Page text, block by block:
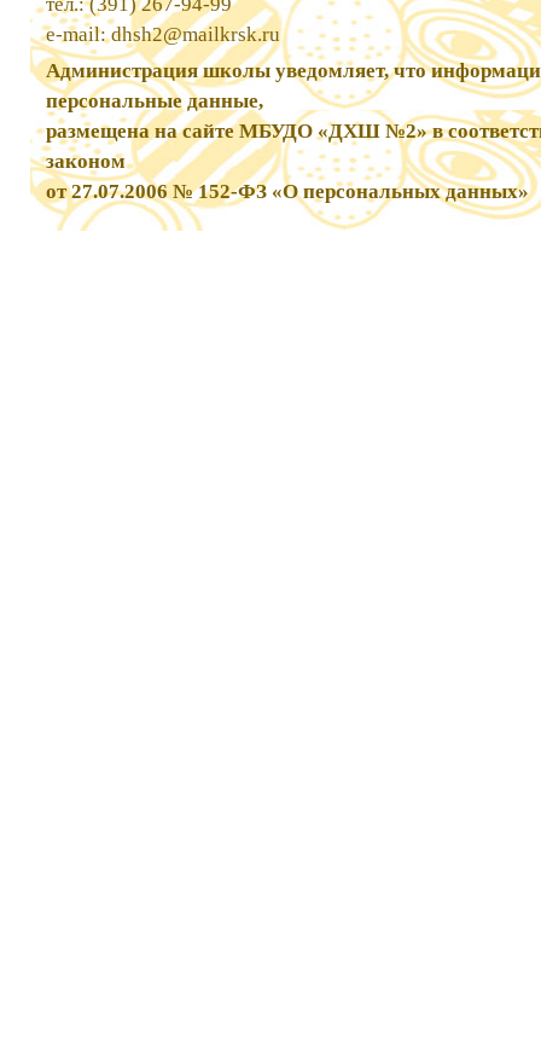
e-mail:dhsh2@mailkrsk.ru
Администрация школы уведомляет, что
персональные данные,
размещена на сайте МБУДО «ДХШ №2» в
законом
от 27.07.2006 № 152-ФЗ «О персональных данных»